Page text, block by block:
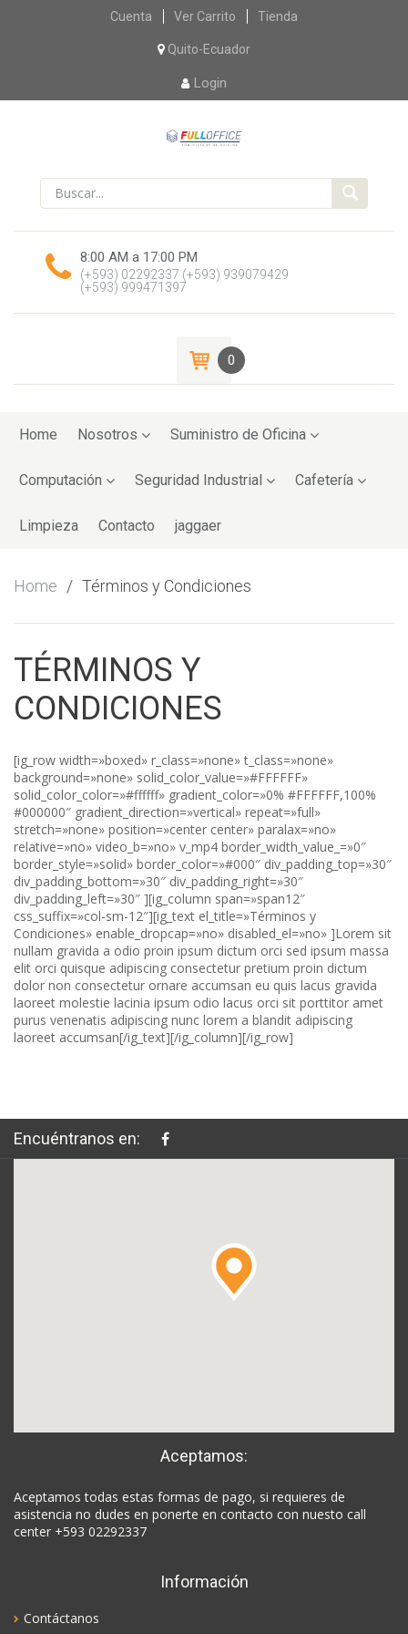
Skip
content
Cuenta Ver Carrito Tienda
Quito-Ecuador
Login
8:00 AM a 17:00 PM
(+593) 02292337 (+593) 939079429
(+593) 999471397
0
toHome Nosotros Suministro de Oficina
Computación Seguridad Industrial Cafetería
Limpieza Contacto jaggaer
Home Términos y Condiciones
TÉRMINOS Y
CONDICIONES
[ig_row width=»boxed» r_class=»none» t_class=»none»
background=»none» solid_color_value=»#FFFFFF»
solid_color_color=»#ffffff» gradient_color=»0% #FFFFFF,100%
#000000″ gradient_direction=»vertical» repeat=»full»
stretch=»none» position=»center center» paralax=»no»
relative=»no» video_b=»no» v_mp4 border_width_value_=»0″
border_style=»solid» border_color=»#000″ div_padding_top=»30″
div_padding_bottom=»30″ div_padding_right=»30″
div_padding_left=»30″ ][ig_column span=»span12″
css_suffix=»col-sm-12″][ig_text el_title=»Términos y
Condiciones» enable_dropcap=»no» disabled_el=»no» ]Lorem sit
nullam gravida a odio proin ipsum dictum orci sed ipsum massa
elit orci quisque adipiscing consectetur pretium proin dictum
dolor non consectetur ornare accumsan eu quis lacus gravida
laoreet molestie lacinia ipsum odio lacus orci sit porttitor amet
purus venenatis adipiscing nunc lorem a blandit adipiscing
laoreet accumsan[/ig_text][/ig_column][/ig_row]
Encuéntranos en:
Aceptamos:
Aceptamos todas estas formas de pago, si requieres de
asistencia no dudes en ponerte en contacto con nuesto call
center +593 02292337
Información
Contáctanos